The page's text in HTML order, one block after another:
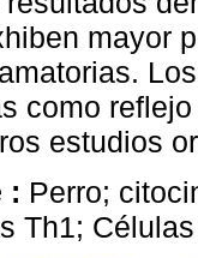
mayor
como
estudios
: Perro;
Th1;